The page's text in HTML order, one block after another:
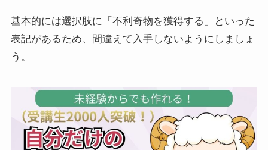
基本的には選択肢に「不利奇物を獲得する」といった
表記があるため、間違えて入手しないようにしましょ
う。